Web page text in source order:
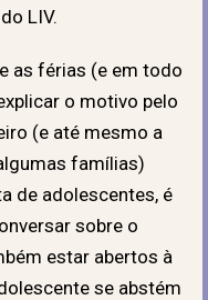
LIV.
as férias (e em todo
o motivo pelo
(e até mesmo a
famílias)
de adolescentes, é
sobre o
estar abertos à
se abstém